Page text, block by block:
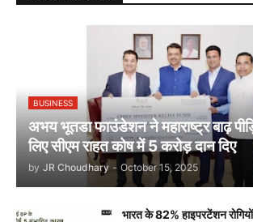
BUSINESS
अभय भूतडा फाउंडेशन ने महाराष्ट्र बाढ़
लिए सीएम राहत कोष में 5 करोड़ दान दिए
by JR Choudhary - October 15, 2025
भारत के 82% हाइपरटेंशन